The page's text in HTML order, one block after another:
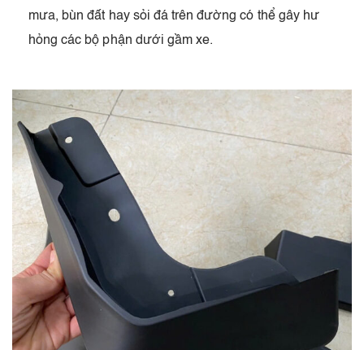
mưa, bùn đất hay sỏi đá trên đường có thể gây hư
hỏng các bộ phận dưới gầm xe.